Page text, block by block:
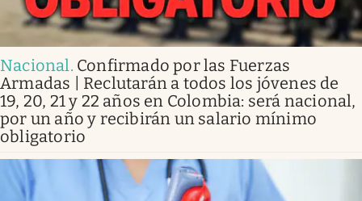
Nacional. Confirmado por las Fuerzas
Armadas | Reclutarán a todos los jóvenes de
19, 20, 21 y 22 años en Colombia: será nacional,
por un año y recibirán un salario mínimo
obligatorio